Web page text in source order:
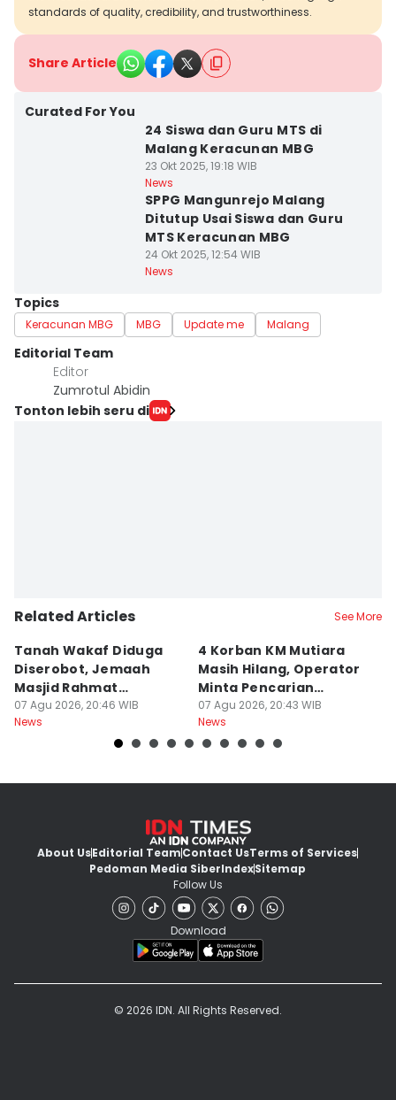
standards of quality, credibility, and trustworthiness.
Share Article
Curated For You
24 Siswa dan Guru MTS di
Malang Keracunan MBG
23 Okt 2025, 19:18 WIB
News
SPPG Mangunrejo Malang
Ditutup Usai Siswa dan Guru
MTS Keracunan MBG
24 Okt 2025, 12:54 WIB
News
Topics
Keracunan MBG MBG Update me Malang
Editorial Team
Editor
Zumrotul Abidin
Tonton lebih seru di
Related Articles See More
Tanah Wakaf Diduga
Diserobot, Jemaah
Masjid Rahmat
Surabaya Protes
07 Agu 2026, 20:46 WIB
News
4 Korban KM Mutiara
Masih Hilang, Operator
Minta Pencarian
Dilanjut
07 Agu 2026, 20:43 WIB
News
About UsEditorial TeamContact UsTerms of Services
Pedoman Media SiberIndexSitemap
Follow Us
Download
© 2026 IDN. All Rights Reserved.